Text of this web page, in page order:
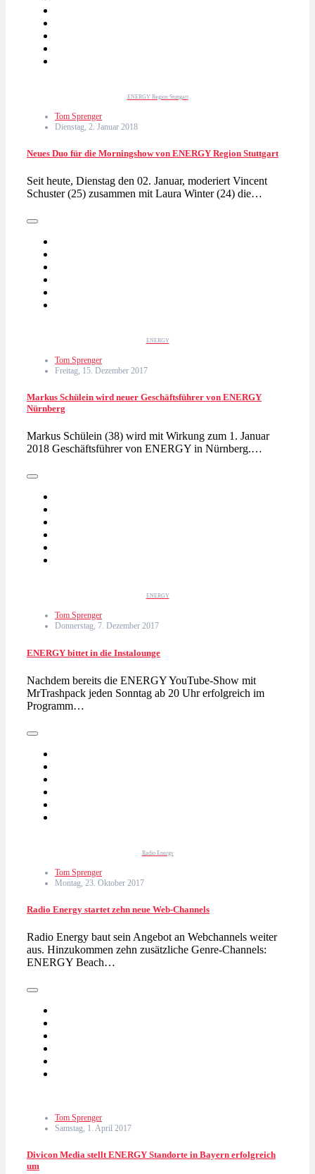
ENERGY Region Stuttgart
Tom Sprenger
Dienstag, 2. Januar 2018
Neues Duo für die Morningshow von ENERGY Region Stuttgart
Seit heute, Dienstag den 02. Januar, moderiert Vincent
Schuster (25) zusammen mit Laura Winter (24) die…
ENERGY
Tom Sprenger
Freitag, 15. Dezember 2017
Markus Schülein wird neuer Geschäftsführer von ENERGY
Nürnberg
Markus Schülein (38) wird mit Wirkung zum 1. Januar
2018 Geschäftsführer von ENERGY in Nürnberg.…
ENERGY
Tom Sprenger
Donnerstag, 7. Dezember 2017
ENERGY bittet in die Instalounge
Nachdem bereits die ENERGY YouTube-Show mit
MrTrashpack jeden Sonntag ab 20 Uhr erfolgreich im
Programm…
Radio Energy
Tom Sprenger
Montag, 23. Oktober 2017
Radio Energy startet zehn neue Web-Channels
Radio Energy baut sein Angebot an Webchannels weiter
aus. Hinzukommen zehn zusätzliche Genre-Channels:
ENERGY Beach…
Tom Sprenger
Samstag, 1. April 2017
Divicon Media stellt ENERGY Standorte in Bayern erfolgreich
um